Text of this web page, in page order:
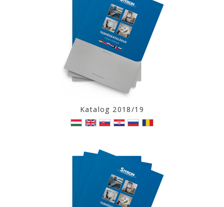
Katalog 2018/19